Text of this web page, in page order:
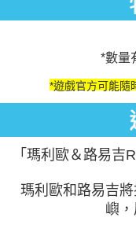
*數量
*遊戲官方可能隨
「瑪利歐＆路易吉
瑪利歐和路易吉
嶼